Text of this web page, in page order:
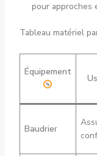
pour approches
Tableau matériel
Équipement
Baudrier